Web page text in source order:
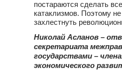
постараются сделать
катаклизмов. Поэтому
захлестнуть
Николай Асланов –
секретариата
государствами –
экономического